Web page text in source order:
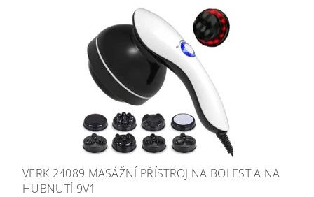
VERK 24089 MASÁŽNÍ PŘÍSTROJ NA BOLEST A NA
HUBNUTÍ 9V1